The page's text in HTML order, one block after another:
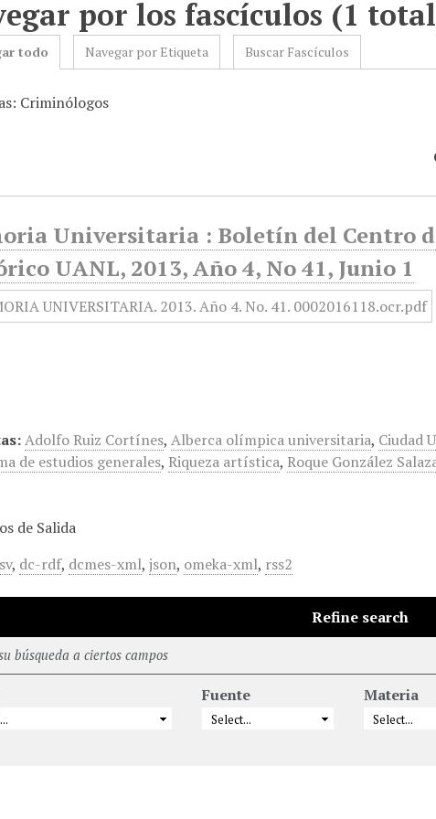
por los fascículos (1
todo Navegar por Etiqueta Buscar Fascículos
Criminólogos
Universitaria : Boletín del Centro
UANL, 2013, Año 4, No 41, Junio 1
Adolfo Ruiz Cortínes,Alberca olímpica universitaria, Ciudad
de estudios generales, Riqueza artística, Roque González
de Salida
, dc-rdf, dcmes-xml,json, omeka-xml, rss2
Refine search
búsqueda a ciertos campos
Fuente Materia